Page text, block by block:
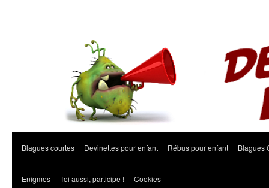
Blagues courtes Devinettes pour enfant Rébus pour enfant Blagues
Enigmes Toi aussi, participe ! Cookies